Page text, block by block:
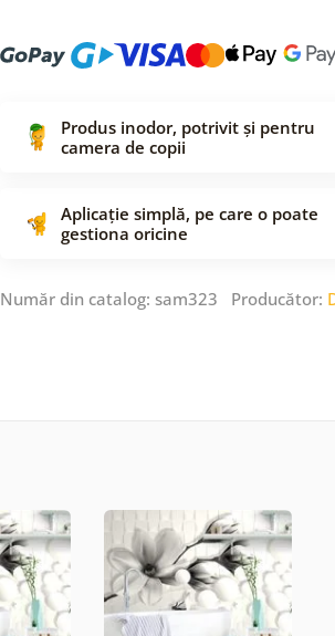
Produs inodor, potrivit și pentru
camera de copii
Aplicație simplă, pe care o poate
gestiona oricine
Număr din catalog: sam323 Producător: